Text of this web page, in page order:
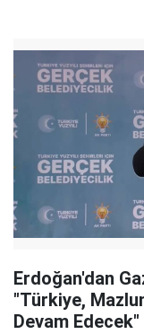
Erdoğan'dan
"Türkiye,
Devam Edecek"